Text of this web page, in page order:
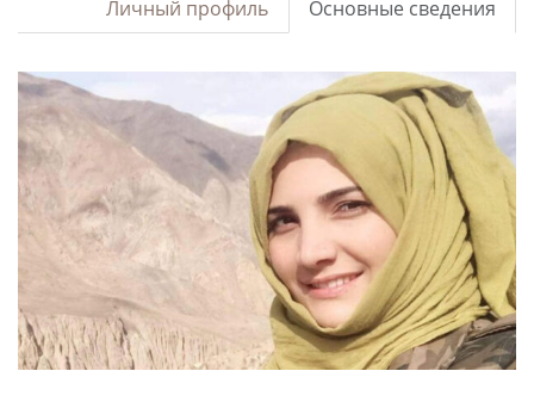
Основные сведения
Личный профиль